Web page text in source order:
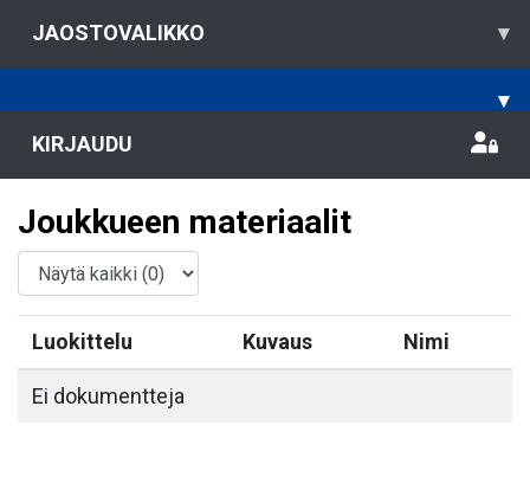
JAOSTOVALIKKO ▾
▾
KIRJAUDU
Joukkueen materiaalit
Luokittelu Kuvaus Nimi
Ei dokumentteja